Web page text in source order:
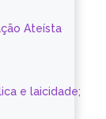
Ateísta
e laicidade;